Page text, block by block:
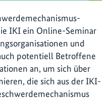
IKI ein Online-Seminar
und
potentiell Betroffene
an, um sich über
die sich aus der IKI-